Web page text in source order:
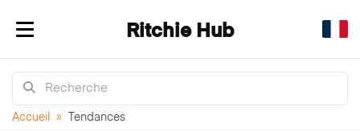
Afficher/masquer la navigation
Ritchie Hub
Accueil » Tendances